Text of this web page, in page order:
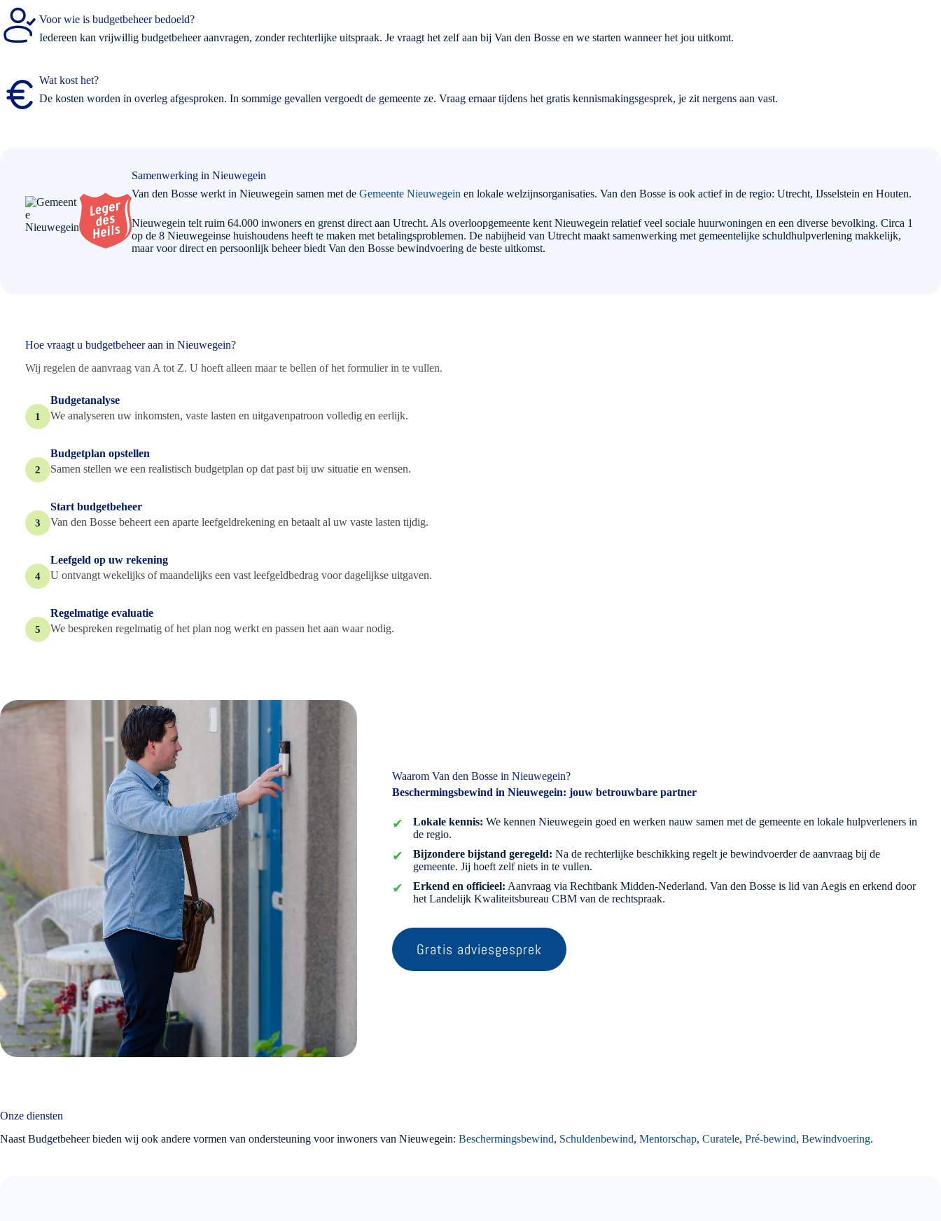
Voor wie is budgetbeheer bedoeld?
Iedereen kan vrijwillig budgetbeheer aanvragen, zonder rechterlijke uitspraak. Je vraagt het zelf aan bij Van den Bosse en we starten wanneer het jou uitkomt.
Wat kost het?
De kosten worden in overleg afgesproken. In sommige gevallen vergoedt de gemeente ze. Vraag ernaar tijdens het gratis kennismakingsgesprek, je zit nergens aan vast.
Samenwerking in Nieuwegein
Van den Bosse werkt in Nieuwegein samen met de Gemeente Nieuwegeinen lokale welzijnsorganisaties. Van den Bosse is ook actief in de regio: Utrecht, IJsselstein en Houten.
Nieuwegein telt ruim 64.000 inwoners en grenst direct aan Utrecht. Als overloopgemeente kent Nieuwegein relatief veel sociale huurwoningen en een diverse bevolking. Circa 1
op de 8 Nieuwegeinse huishoudens heeft te maken met betalingsproblemen. De nabijheid van Utrecht maakt samenwerking met gemeentelijke schuldhulpverlening makkelijk,
maar voor direct en persoonlijk beheer biedt Van den Bosse bewindvoering de beste uitkomst.
Hoe vraagt u budgetbeheer aan in Nieuwegein?
Wij regelen de aanvraag van A tot Z. U hoeft alleen maar te bellen of het formulier in te vullen.
1
Budgetanalyse
We analyseren uw inkomsten, vaste lasten en uitgavenpatroon volledig en eerlijk.
2
Budgetplan opstellen
Samen stellen we een realistisch budgetplan op dat past bij uw situatie en wensen.
3
Start budgetbeheer
Van den Bosse beheert een aparte leefgeldrekening en betaalt al uw vaste lasten tijdig.
4
Leefgeld op uw rekening
U ontvangt wekelijks of maandelijks een vast leefgeldbedrag voor dagelijkse uitgaven.
5
Regelmatige evaluatie
We bespreken regelmatig of het plan nog werkt en passen het aan waar nodig.
Waarom Van den Bosse in Nieuwegein?
Beschermingsbewind in Nieuwegein: jouw betrouwbare partner
Lokale kennis: We kennen Nieuwegein goed en werken nauw samen met de gemeente en lokale hulpverleners in
de regio.
Bijzondere bijstand geregeld: Na de rechterlijke beschikking regelt je bewindvoerder de aanvraag bij de
gemeente. Jij hoeft zelf niets in te vullen.
Erkend en officieel: Aanvraag via Rechtbank Midden-Nederland. Van den Bosse is lid van Aegis en erkend door
het Landelijk Kwaliteitsbureau CBM van de rechtspraak.
Gratis adviesgesprek
Onze diensten
Naast Budgetbeheer bieden wij ook andere vormen van ondersteuning voor inwoners van Nieuwegein: Beschermingsbewind, Schuldenbewind, Mentorschap, Curatele, Pré-bewind, Bewindvoering.